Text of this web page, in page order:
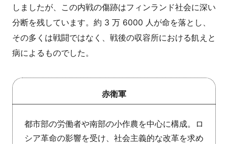
しましたが、この内戦の傷跡はフィンランド社会に深い
分断を残しています。約 3 万 6000 人が命を落とし、
その多くは戦闘ではなく、戦後の収容所における飢えと
病によるものでした。
赤衛軍
都市部の労働者や南部の小作農を中心に構成。ロ
シア革命の影響を受け、社会主義的な改革を求め